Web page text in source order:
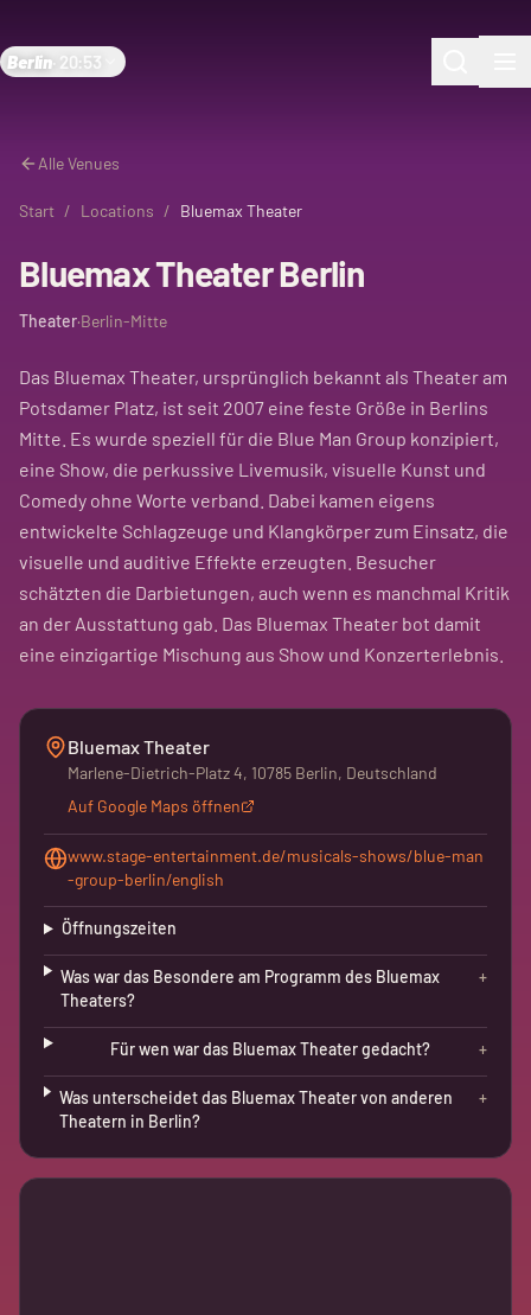
Berlin 20:53
Alle Venues
Start / Locations / Bluemax Theater
Bluemax Theater Berlin
Theater·Berlin-Mitte
Das Bluemax Theater, ursprünglich bekannt als Theater am
Potsdamer Platz, ist seit 2007 eine feste Größe in Berlins
Mitte. Es wurde speziell für die Blue Man Group konzipiert,
eine Show, die perkussive Livemusik, visuelle Kunst und
Comedy ohne Worte verband. Dabei kamen eigens
entwickelte Schlagzeuge und Klangkörper zum Einsatz, die
visuelle und auditive Effekte erzeugten. Besucher
schätzten die Darbietungen, auch wenn es manchmal Kritik
an der Ausstattung gab. Das Bluemax Theater bot damit
eine einzigartige Mischung aus Show und Konzerterlebnis.
Bluemax Theater
Marlene-Dietrich-Platz 4, 10785 Berlin, Deutschland
Auf Google Maps öffnen
www.stage-entertainment.de/musicals-shows/blue-man
-group-berlin/english
Öffnungszeiten
Was war das Besondere am Programm des Bluemax
Theaters?
+
Für wen war das Bluemax Theater gedacht? +
Was unterscheidet das Bluemax Theater von anderen
Theatern in Berlin?
+